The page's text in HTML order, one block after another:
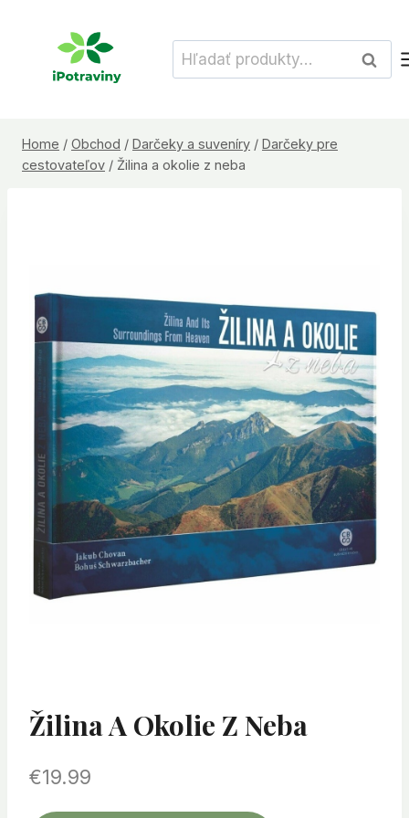
Hľadať:
Home / Obchod / Darčeky a suveníry / Darčeky pre
cestovateľov / Žilina a okolie z neba
Žilina A Okolie Z Neba
€19.99